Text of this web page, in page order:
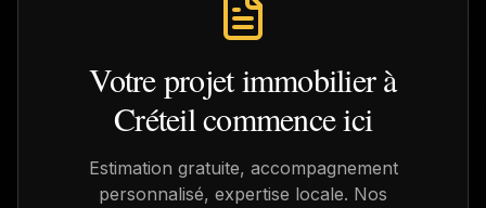
Votre projet immobilier à
Créteilcommence ici
Estimation gratuite, accompagnement
personnalisé, expertise locale. Nos